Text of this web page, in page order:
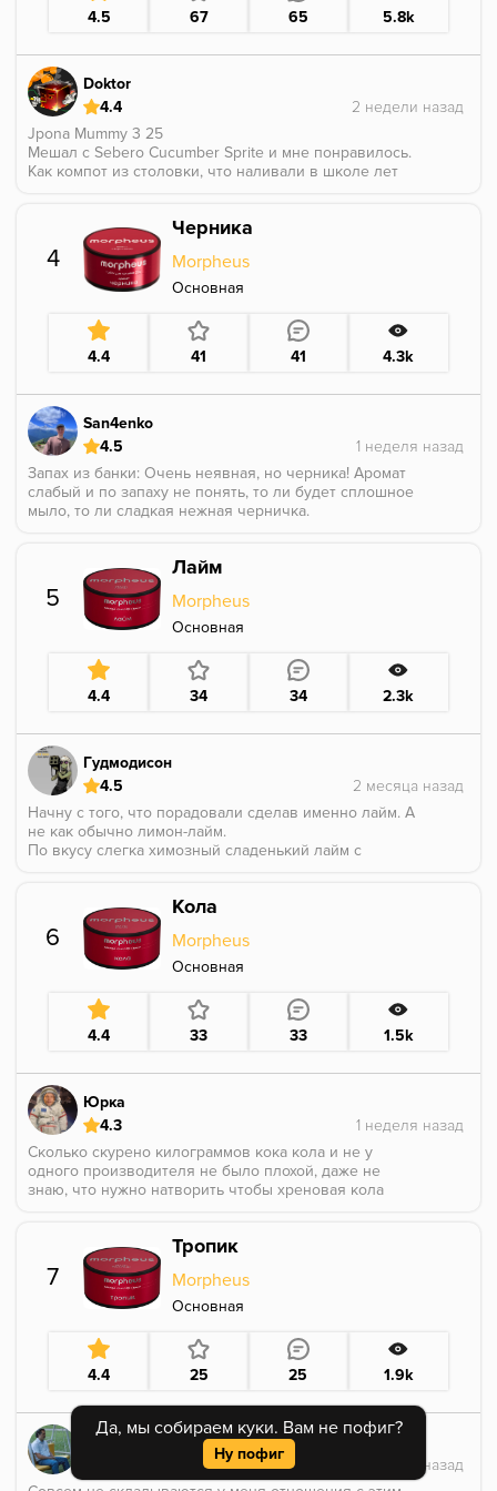
Да, мы собираем куки. Вам не пофиг?
Ну пофиг
Крепость средне-легкая
4.5 67 65 5.8k
Doktor
4.4
Jpona Mummy 3 25
Мешал с Sebero Cucumber Sprite и мне понравилось.
Как компот из столовки, что наливали в школе лет
4
Черника
Morpheus
Основная
4.4 41 41 4.3k
San4enko
4.5
Запах из банки: Очень неявная, но черника! Аромат
слабый и по запаху не понять, то ли будет сплошное
мыло, то ли сладкая нежная черничка.
5
Лайм
Morpheus
Основная
4.4 34 34 2.3k
Гудмодисон
4.5
Начну с того, что порадовали сделав именно лайм. А
не как обычно лимон-лайм.
По вкусу слегка химозный сладенький лайм с
скучновато. Для идеала мне не хватило цедры.
По жаростойкости показал морфеус себя нормально
Крепость средне-лёгкая.
P.S. Курил на Турка Cosmobowl, на колодке lotus .
6
Кола
Morpheus
Основная
4.4 33 33 1.5k
Юрка
4.3
Сколько скурено килограммов кока кола и не у
одного производителя не было плохой, даже не
знаю, что нужно натворить чтобы хреновая кола
ярко и насыщенно. Эта кола с более травянистым
оттенком. А вот крепости совсем не хватило, ниже
средней.
7
Тропик
Morpheus
Основная
4.4 25 25 1.9k
LastStr1ke